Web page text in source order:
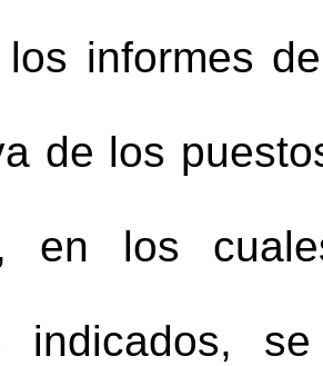
los informes
de los
en los
indicados,